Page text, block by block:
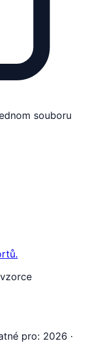
souboru
pro: 2026 ·